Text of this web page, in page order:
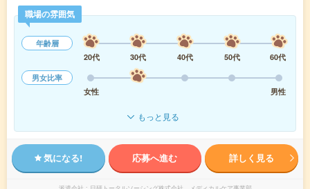
職場の雰囲気
年齢層
20代
30代 40代 50代
60代
男女比率
女性
男性
もっと見る
気になる! 応募へ進む 詳しく見る